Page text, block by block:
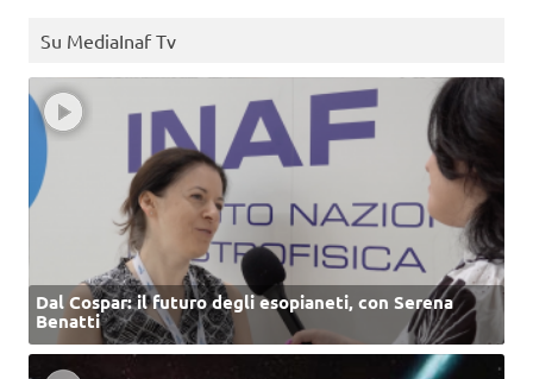
Su MediaInaf Tv
Dal Cospar: il futuro degli esopianeti, con Serena
Benatti